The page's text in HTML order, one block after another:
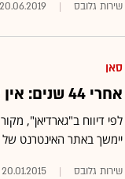
שירות גלובס 20.06.2019
סאן
אחרי 44 שנים: אין צילומי נשים ערומות בעמ' 3 של "הסאן"
לפי דיווח ב"גארדיאן",
יימשך באתר האינטרנט
שירות גלובס 20.01.2015